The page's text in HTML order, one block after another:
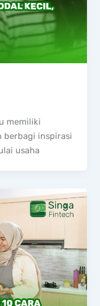
memiliki
berbagi inspirasi
usaha